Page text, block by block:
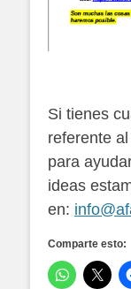
Si tienes
referente
para
ideas
en:
Comparte esto: